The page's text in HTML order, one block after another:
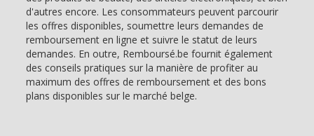
d'autres encore. Les consommateurs peuvent parcourir
les offres disponibles, soumettre leurs demandes de
remboursement en ligne et suivre le statut de leurs
demandes. En outre, Remboursé.be fournit également
des conseils pratiques sur la manière de profiter au
maximum des offres de remboursement et des bons
plans disponibles sur le marché belge.